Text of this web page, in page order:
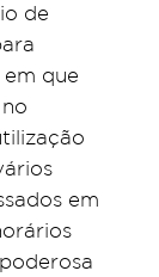
de
que
em